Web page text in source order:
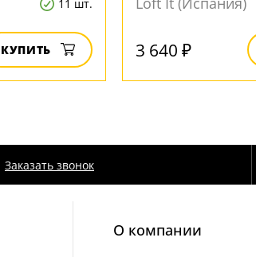
11 шт.
КУПИТЬ 3 640 ₽
Заказать звонок
О компании